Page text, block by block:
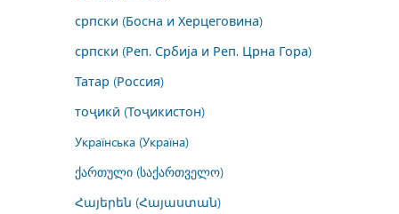
српски (Босна и Херцеговина)
српски (Реп. Србија и Реп. Црна Гора)
Татар (Россия)
тоҷикӣ (Тоҷикистон)
Українська (Україна)
ქართული (საქართველო)
Հայերեն (Հայաստան)